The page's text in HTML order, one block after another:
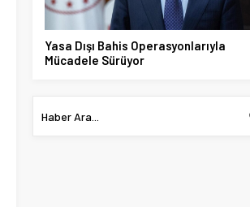
Yasa Dışı Bahis Operasyonlarıyla
Mücadele Sürüyor